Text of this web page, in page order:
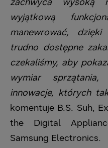
wyjątkową
manewrować,
trudno dostępne
czekaliśmy, aby
wymiar
innowacje, których
komentuje B.S. Suh,
the Digital
Samsung Electronics.